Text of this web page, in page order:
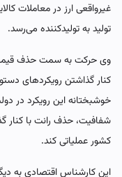
غیرواقعی ارز در معاملات
تولید به تولیدکننده می‌رسد.
وی حرکت به سمت حذف
کنار گذاشتن رویکردهای
خوشبختانه این رویکرد در
شفافیت، حذف رانت با کنار
کشور عملیاتی کند.
این کارشناس اقتصادی به